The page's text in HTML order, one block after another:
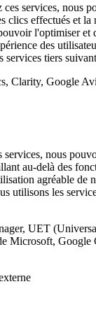
ces services, nous
clics effectués et
l'optimiser et
des
services tiers
Clarity, Google
services, nous
au-delà des
agréable de
utilisons les
UET
Microsoft, Google